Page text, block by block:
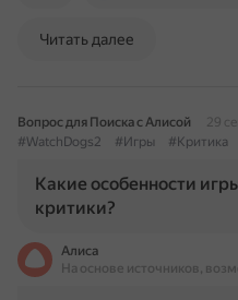
Читать далее
Вопрос для Поиска с Алисой
29
#WatchDogs2
#Игры #Критика
Какие особенности
критики?
Алиса
На основе источников,